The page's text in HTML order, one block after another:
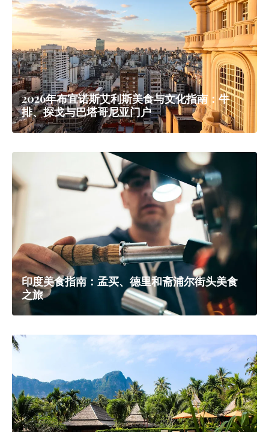
2026年布宜诺斯艾利斯美食与文化指南：牛
排、探戈与巴塔哥尼亚门户
印度美食指南：孟买、德里和斋浦尔街头美食
之旅